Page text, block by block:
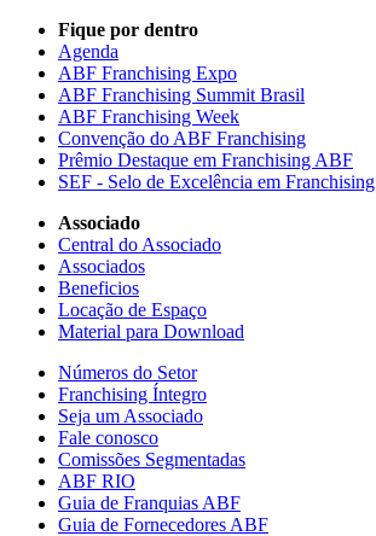
Fique por dentro
Agenda
ABF Franchising Expo
ABF Franchising Summit Brasil
ABF Franchising Week
Convenção do ABF Franchising
Prêmio Destaque em Franchising ABF
SEF - Selo de Excelência em Franchising
Associado
Central do Associado
Associados
Beneficios
Locação de Espaço
Material para Download
Números do Setor
Franchising Íntegro
Seja um Associado
Fale conosco
Comissões Segmentadas
ABF RIO
Guia de Franquias ABF
Guia de Fornecedores ABF